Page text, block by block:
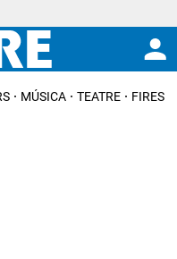
MÚSICA TEATRE FIRES I